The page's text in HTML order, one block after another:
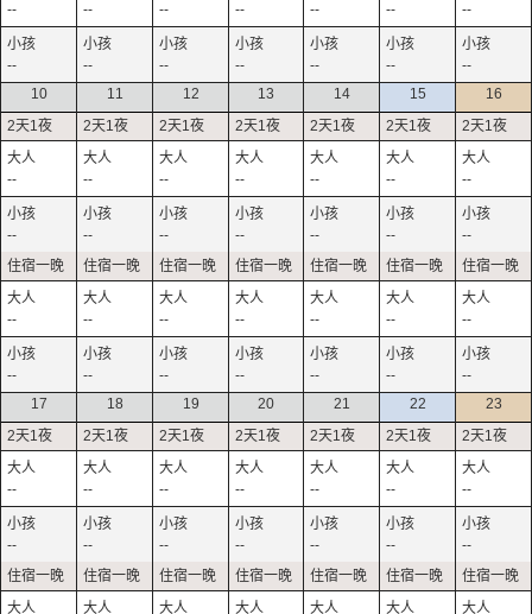
--
--
--
--
--
--
--
--
--
--
--
--
--
--
10
--
--
--
--
11
--
--
--
--
12
--
--
--
--
13
--
--
--
--
14
--
--
--
--
15
--
--
--
--
16
--
--
--
--
17
--
--
18
--
--
19
--
--
20
--
--
21
--
--
22
--
--
23
--
--